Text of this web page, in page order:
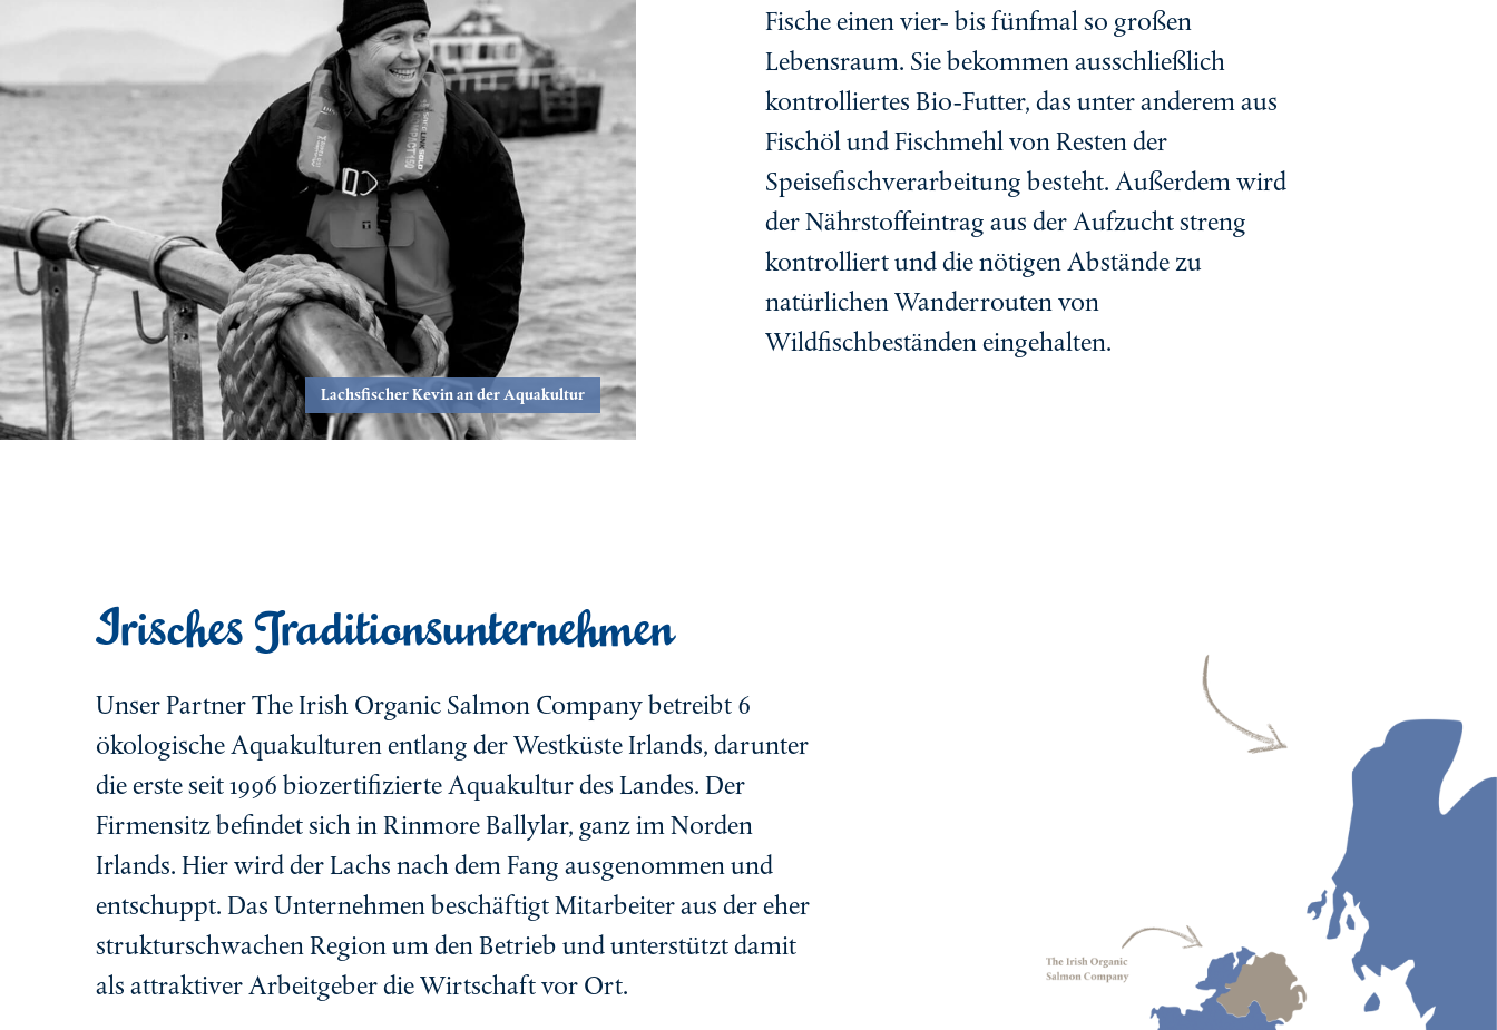
Fische einen vier- bis fünfmal so großen
Lebensraum. Sie bekommen ausschließlich
kontrolliertes Bio-Futter, das unter anderem aus
Fischöl und Fischmehl von Resten der
Speisefischverarbeitung besteht. Außerdem wird
der Nährstoffeintrag aus der Aufzucht streng
kontrolliert und die nötigen Abstände zu
natürlichen Wanderrouten von
Wildfischbeständen eingehalten.
Lachsfischer Kevin an der Aquakultur
Irisches Traditionsunternehmen
Unser Partner The Irish Organic Salmon Company betreibt 6
ökologische Aquakulturen entlang der Westküste Irlands, darunter
die erste seit 1996 biozertifizierte Aquakultur des Landes. Der
Firmensitz befindet sich in Rinmore Ballylar, ganz im Norden
Irlands. Hier wird der Lachs nach dem Fang ausgenommen und
entschuppt. Das Unternehmen beschäftigt Mitarbeiter aus der eher
strukturschwachen Region um den Betrieb und unterstützt damit
als attraktiver Arbeitgeber die Wirtschaft vor Ort.